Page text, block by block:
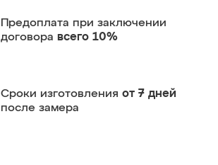
Предоплата при заключении
договора всего 10%
Сроки изготовления от 7 дней
после замера